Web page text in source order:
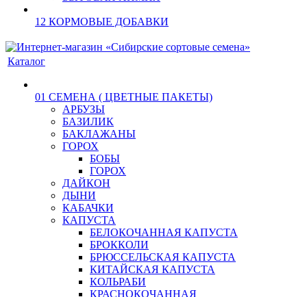
12 КОРМОВЫЕ ДОБАВКИ
Каталог
01 СЕМЕНА ( ЦВЕТНЫЕ ПАКЕТЫ)
АРБУЗЫ
БАЗИЛИК
БАКЛАЖАНЫ
ГОРОХ
БОБЫ
ГОРОХ
ДАЙКОН
ДЫНИ
КАБАЧКИ
КАПУСТА
БЕЛОКОЧАННАЯ КАПУСТА
БРОККОЛИ
БРЮССЕЛЬСКАЯ КАПУСТА
КИТАЙСКАЯ КАПУСТА
КОЛЬРАБИ
КРАСНОКОЧАННАЯ